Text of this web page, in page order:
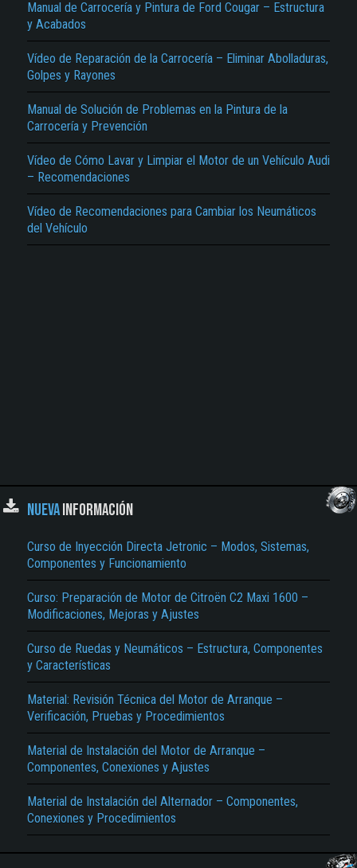
Manual de Carrocería y Pintura de Ford Cougar – Estructura
y Acabados
Vídeo de Reparación de la Carrocería – Eliminar Abolladuras,
Golpes y Rayones
Manual de Solución de Problemas en la Pintura de la
Carrocería y Prevención
Vídeo de Cómo Lavar y Limpiar el Motor de un Vehículo Audi
– Recomendaciones
Vídeo de Recomendaciones para Cambiar los Neumáticos
del Vehículo
NUEVAINFORMACIÓN
Curso de Inyección Directa Jetronic – Modos, Sistemas,
Componentes y Funcionamiento
Curso: Preparación de Motor de Citroën C2 Maxi 1600 –
Modificaciones, Mejoras y Ajustes
Curso de Ruedas y Neumáticos – Estructura, Componentes
y Características
Material: Revisión Técnica del Motor de Arranque –
Verificación, Pruebas y Procedimientos
Material de Instalación del Motor de Arranque –
Componentes, Conexiones y Ajustes
Material de Instalación del Alternador – Componentes,
Conexiones y Procedimientos
El Título es incorrecto según el contenido.
No carga o no se visualiza el contenido.
Reportar otro tipo de error...